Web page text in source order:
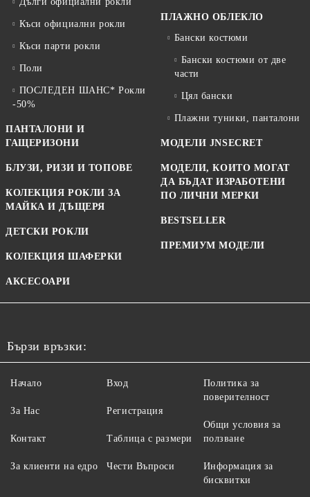
Къси официални рокли
Къси парти рокли
Поли
ПОСЛЕДЕН ШАНС* Рокли
-50%
ПАНТАЛОНИ И
ГАЩЕРИЗОНИ
БЛУЗИ, РИЗИ И ТОПОВЕ
КОЛЕКЦИЯ РОКЛИ ЗА
МАЙКА И ДЪЩЕРЯ
ДЕТСКИ РОКЛИ
КОЛЕКЦИЯ ШАФЕРКИ
АКСЕСОАРИ
ПЛАЖНО ОБЛЕКЛО
Бански костюми
Бански костюми от две
части
Цял бански
Плажни туники, панталони
МОДЕЛИ JNSECRET
МОДЕЛИ, КОИТО МОГАТ
ДА БЪДАТ ИЗРАБОТЕНИ
ПО ЛИЧНИ МЕРКИ
BESTSELLER
ПРЕМИУМ МОДЕЛИ
Бързи връзки:
Начало
За Нас
Контакт
За клиенти на едро
Вход
Регистрация
Таблица с размери
Чести Въпроси
Политика за
поверителност
Общи условия за
ползване
Информация за
бисквитки